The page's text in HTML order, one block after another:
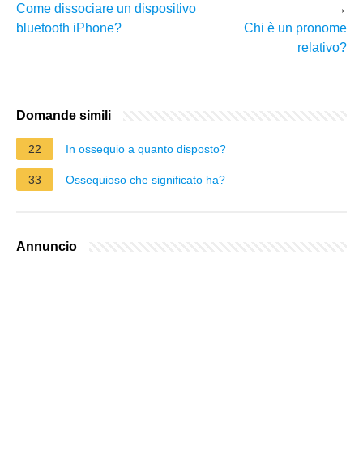
Come dissociare un dispositivo
bluetooth iPhone?
→
Chi è un pronome
relativo?
Domande simili
22 In ossequio a quanto disposto?
33 Ossequioso che significato ha?
Annuncio